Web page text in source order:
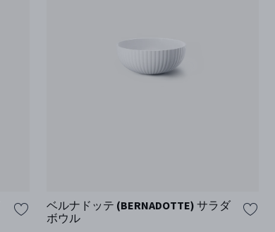
ベルナドッテ (BERNADOTTE) サラダ
ボウル